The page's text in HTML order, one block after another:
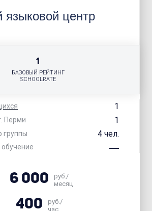
языковой центр
1
Перми 1
группы 4 чел.
1
БАЗОВЫЙ РЕЙТИНГ
SCHOOLRATE
6 000
руб./
месяц
400
руб./
час